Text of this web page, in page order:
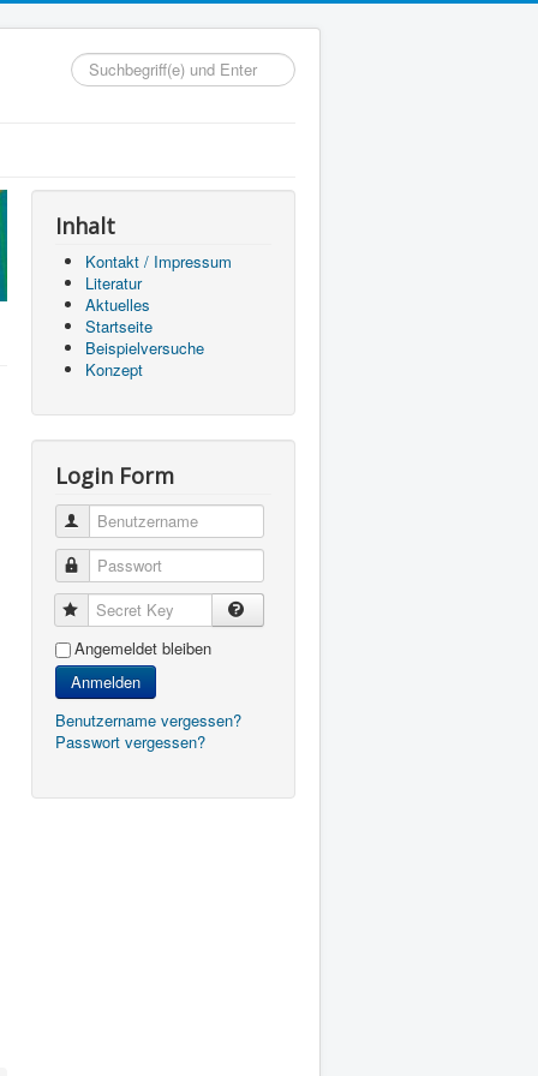
Suchen...
Inhalt
Kontakt / Impressum
Literatur
Aktuelles
Startseite
Beispielversuche
Konzept
Login Form
Benutzername
Passwort
Secret Key
Angemeldet bleiben
Anmelden
Benutzername vergessen?
Passwort vergessen?